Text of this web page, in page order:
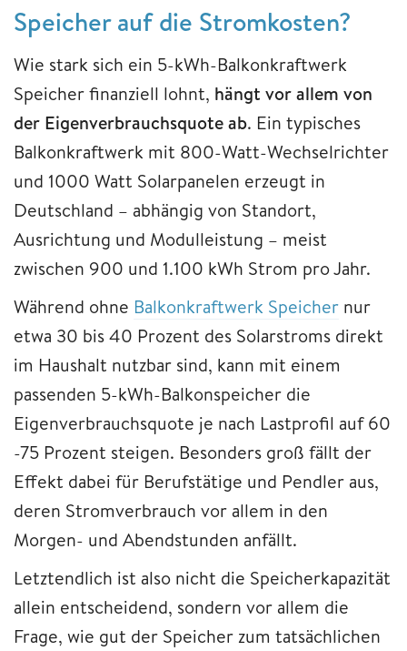
Speicher auf die Stromkosten?
Wie stark sich ein 5-kWh-Balkonkraftwerk
Speicher finanziell lohnt, hängt vor allem von
der Eigenverbrauchsquote ab. Ein typisches
Balkonkraftwerk mit 800-Watt-Wechselrichter
und 1000 Watt Solarpanelen erzeugt in
Deutschland – abhängig von Standort,
Ausrichtung und Modulleistung – meist
zwischen 900 und 1.100 kWh Strom pro Jahr.
Während ohne Balkonkraftwerk Speicher nur
etwa 30 bis 40 Prozent des Solarstroms direkt
im Haushalt nutzbar sind, kann mit einem
passenden 5-kWh-Balkonspeicher die
Eigenverbrauchsquote je nach Lastprofil auf 60
-75 Prozent steigen. Besonders groß fällt der
Effekt dabei für Berufstätige und Pendler aus,
deren Stromverbrauch vor allem in den
Morgen- und Abendstunden anfällt.
Letztendlich ist also nicht die Speicherkapazität
allein entscheidend, sondern vor allem die
Frage, wie gut der Speicher zum tatsächlichen